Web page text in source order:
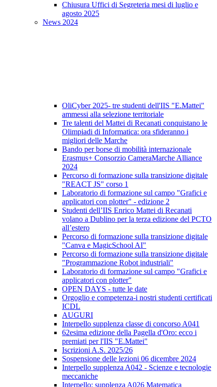
Chiusura Uffici di Segreteria mesi di luglio e
agosto 2025
News 2024
OliCyber 2025- tre studenti dell'IIS "E.Mattei"
ammessi alla selezione territoriale
Tre talenti del Mattei di Recanati conquistano le
Olimpiadi di Informatica: ora sfideranno i
migliori delle Marche
Bando per borse di mobilità internazionale
Erasmus+ Consorzio CameraMarche Alliance
2024
Percorso di formazione sulla transizione digitale
"REACT JS" corso 1
Laboratorio di formazione sul campo "Grafici e
applicatori con plotter" - edizione 2
Studenti dell’IIS Enrico Mattei di Recanati
volano a Dublino per la terza edizione del PCTO
all’estero
Percorso di formazione sulla transizione digitale
"Canva e MagicSchool AI"
Percorso di formazione sulla transizione digitale
"Programmazione Robot industriali"
Laboratorio di formazione sul campo "Grafici e
applicatori con plotter"
OPEN DAYS - tutte le date
Orgoglio e competenza-i nostri studenti certificati
ICDL
AUGURI
Interpello supplenza classe di concorso A041
62esima edizione della Pagella d'Oro: ecco i
premiati per l'IIS "E.Mattei"
Iscrizioni A.S. 2025/26
Sospensione delle lezioni 06 dicembre 2024
Interpello supplenza A042 - Scienze e tecnologie
meccaniche
Interpello: supplenza A026 Matematica